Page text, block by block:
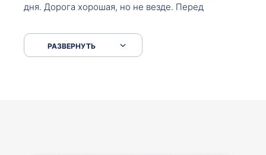
дня. Дорога хорошая, но не везде. Перед
серпантинах по пути следования.
РАЗВЕРНУТЬ